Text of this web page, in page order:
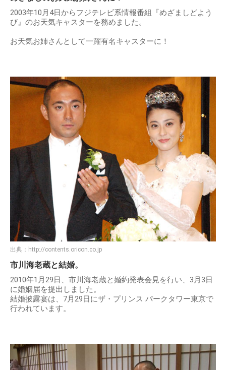
2003年10月4日からフジテレビ系情報番組『めざましどよう
び』のお天気キャスターを務めました。
お天気お姉さんとして一躍有名キャスターに！
出典： http://contents.oricon.co.jp
市川海老蔵と結婚。
2010年1月29日、市川海老蔵と婚約発表会見を行い、3月3日
に婚姻届を提出しました。
結婚披露宴は、7月29日にザ・プリンス パークタワー東京で
行われています。